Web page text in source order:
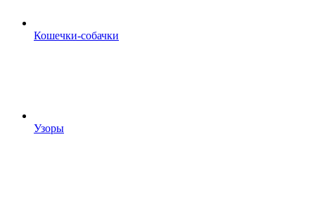
Кошечки-собачки
Узоры